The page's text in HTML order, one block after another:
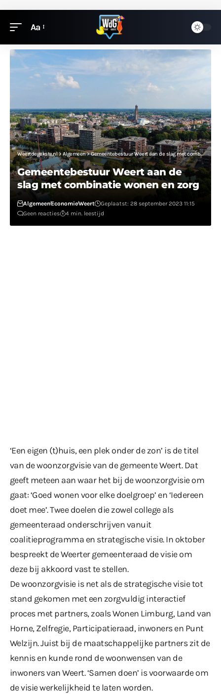
Aa
Weertdegekste.nl> Algemeen>Gemeentebestuur Weert aan de slag met combinatie wonen en zorg
Gemeentebestuur Weert aan de
slag met combinatie wonen en zorg
AlgemeenEconomieWeert
Geplaatst: 28 september 2023 11:15
Geen reacties
4 min. leestijd
‘Een eigen (t)huis, een plek onder de zon’ is de titel
van de woonzorgvisie van de gemeente Weert. Dat
geeft meteen aan waar het bij de woonzorgvisie om
gaat: ‘Goed wonen voor elke doelgroep’ en ‘Iedereen
doet mee’. Twee doelen die zowel college als
gemeenteraad onderschrijven vanuit
coalitieprogramma en strategische visie. In oktober
bespreekt de Weerter gemeenteraad de visie om
deze bij akkoord vast te stellen.
De woonzorgvisie is net als de strategische visie tot
stand gekomen met een zorgvuldig interactief
proces met partners, zoals Wonen Limburg, Land van
Horne, Zelfregie, Participatieraad, inwoners en Punt
Welzijn. Juist bij de maatschappelijke partners zit de
kennis en kunde rond de woonwensen van de
inwoners van Weert. ‘Samen doen’ is voorwaarde om
de visie werkelijkheid te laten worden.